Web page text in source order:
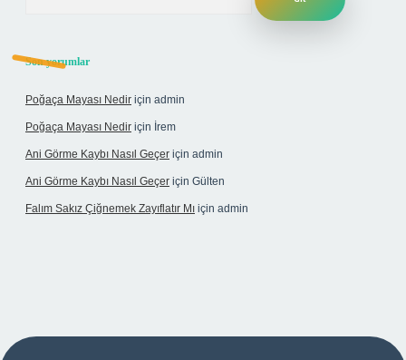
Son yorumlar
Poğaça Mayası Nedir için admin
Poğaça Mayası Nedir için İrem
Ani Görme Kaybı Nasıl Geçer için admin
Ani Görme Kaybı Nasıl Geçer için Gülten
Falım Sakız Çiğnemek Zayıflatır Mı için admin